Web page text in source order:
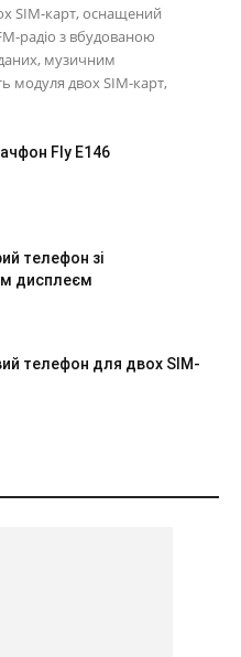
SIM-карт, оснащений
радіо з вбудованою
музичним
модуля двох SIM-карт,
Fly E146
телефон зі
дисплеєм
телефон для двох SIM-